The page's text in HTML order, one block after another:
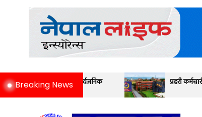
Breaking News प्रहरी कर्मचारीको तलब मापन यस्तो छ